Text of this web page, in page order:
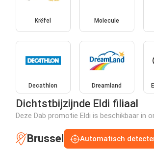
Krëfel Molecule
Decathlon Dreamland
Dichtstbijzijnde Eldi filiaal
Deze Dab promotie Eldi is beschikbaar in
Brussel Automatisch